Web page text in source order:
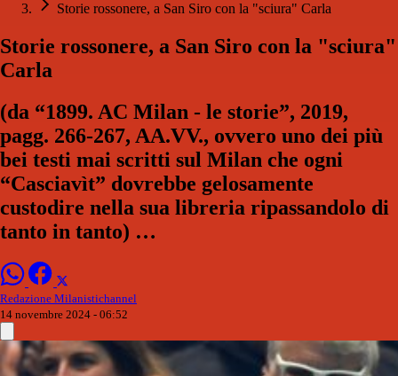
Storie rossonere, a San Siro con la "sciura" Carla
Storie rossonere, a San Siro con la "sciura"
Carla
(da “1899. AC Milan - le storie”, 2019,
pagg. 266-267, AA.VV., ovvero uno dei più
bei testi mai scritti sul Milan che ogni
“Casciavìt” dovrebbe gelosamente
custodire nella sua libreria ripassandolo di
tanto in tanto) …
Redazione Milanistichannel
14 novembre 2024 - 06:52